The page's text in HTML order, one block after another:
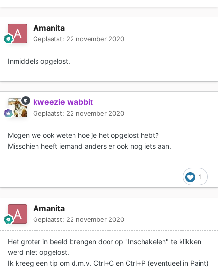
Amanita
Geplaatst: 22 november 2020
Inmiddels opgelost.
kweezie wabbit
Geplaatst: 22 november 2020
Mogen we ook weten hoe je het opgelost hebt?
Misschien heeft iemand anders er ook nog iets aan.
1
Amanita
Geplaatst: 22 november 2020
Het groter in beeld brengen door op "Inschakelen" te klikken
werd niet opgelost.
Ik kreeg een tip om d.m.v. Ctrl+C en Ctrl+P (eventueel in Paint)